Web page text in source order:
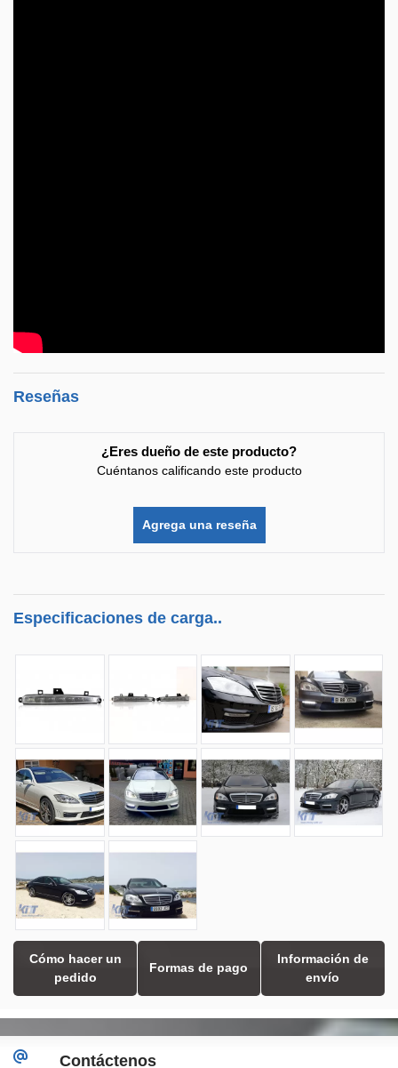
Reseñas
¿Eres dueño de este producto?
Cuéntanos calificando este producto
Agrega una reseña
Especificaciones de carga..
Cómo hacer un
pedido
Formas de pago
Información de
envío
Contáctenos